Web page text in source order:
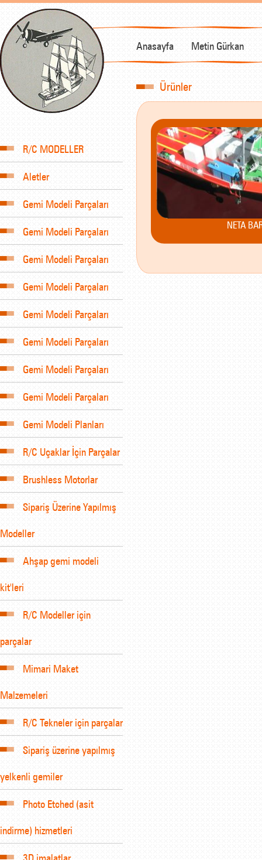
Anasayfa Metin Gürkan
R/C MODELLER
Aletler
Gemi Modeli Parçaları
Gemi Modeli Parçaları
Gemi Modeli Parçaları
Gemi Modeli Parçaları
Gemi Modeli Parçaları
Gemi Modeli Parçaları
Gemi Modeli Parçaları
Gemi Modeli Parçaları
Gemi Modeli Planları
R/C Uçaklar İçin Parçalar
Brushless Motorlar
Sipariş Üzerine Yapılmış
Modeller
Ahşap gemi modeli
kit'leri
R/C Modeller için
parçalar
Mimari Maket
Malzemeleri
R/C Tekneler için parçalar
Sipariş üzerine yapılmış
yelkenli gemiler
Photo Etched (asit
indirme) hizmetleri
3D imalatlar
Ürünler
NETA